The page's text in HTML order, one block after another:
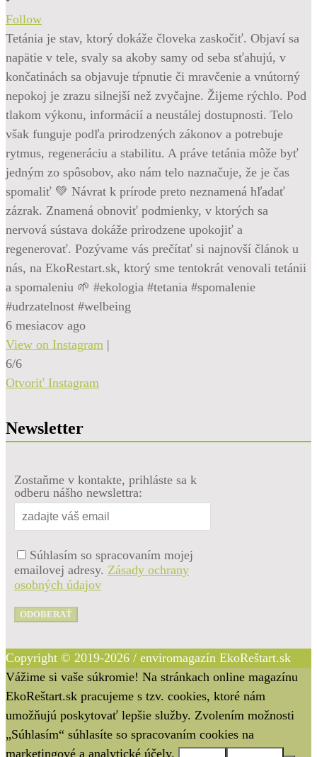
Follow
Tetánia je stav, ktorý dokáže človeka zaskočiť. Objaví sa
napätie v tele, svaly sa akoby samy od seba sťahujú, v
končatinách sa objavuje tŕpnutie či mravčenie a vnútorný
nepokoj je zrazu silnejší než zvyčajne. Žijeme rýchlo. Pod
tlakom výkonu, informácií a neustálej dostupnosti. Telo
však funguje podľa prirodzených zákonov a potrebuje
rytmus, regeneráciu a stabilitu. A práve tetánia môže byť
jedným zo spôsobov, ako nám telo naznačuje, že je čas
spomaliť 💚 Návrat k prírode preto neznamená hľadať
zázrak. Znamená obnoviť podmienky, v ktorých sa
nervová sústava dokáže prirodzene upokojiť a
regenerovať. Pozývame vás prečítať si najnovší článok u
nás, na EkoRestart.sk, ktorý sme tentokrát venovali tetánii
a spomaleniu 🌱 #ekologia #tetania #spomalenie
#udrzatelnost #welbeing
6 mesiacov ago
View on Instagram |
6/6
Otvoriť Instagram
Newsletter
Zostaňme v kontakte, prihláste sa k
odberu nášho newslettra:
Súhlasím so spracovaním mojej
emailovej adresy. Zásady ochrany
osobných údajov
ODOBERAŤ
Copyright © 2019-2026 / enviromagazín EkoReštart.sk
Vážime si vaše súkromie! Na stránkach online magazínu
EkoReštart.sk pracujeme s tzv. cookies, ktoré nám
umožňujú poskytovať lepšie služby. Zvolením možnosti
„Súhlasím“ súhlasíte so spracovaním cookies na
marketingové a analytické účely.